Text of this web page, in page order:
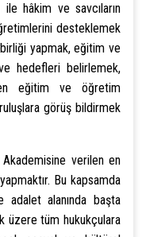
ile hâkim ve savcıların
desteklemek
yapmak, eğitim ve
hedefleri belirlemek,
eğitim ve öğretim
görüş bildirmek
verilen en
Bu kapsamda
alanında başta
üzere tüm hukukçulara